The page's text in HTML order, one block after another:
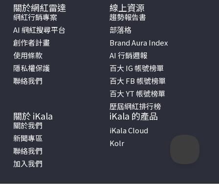
關於網紅雷達
網紅行銷專案
AI 網紅搜尋平台
創作者計畫
使用條款
隱私權保護
聯絡我們
線上資源
趨勢報告書
部落格
Brand Aura Index
AI 行銷週報
百大 IG 帳號榜單
百大 FB 帳號榜單
百大 YT 帳號榜單
歷屆網紅排行榜
關於 iKala
關於我們
新聞專區
聯絡我們
加入我們
iKala 的產品
iKala Cloud
Kolr